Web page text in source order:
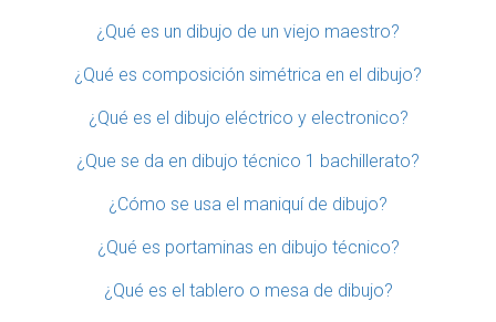
¿Qué es un dibujo de un viejo maestro?
¿Qué es composición simétrica en el dibujo?
¿Qué es el dibujo eléctrico y electronico?
¿Que se da en dibujo técnico 1 bachillerato?
¿Cómo se usa el maniquí de dibujo?
¿Qué es portaminas en dibujo técnico?
¿Qué es el tablero o mesa de dibujo?